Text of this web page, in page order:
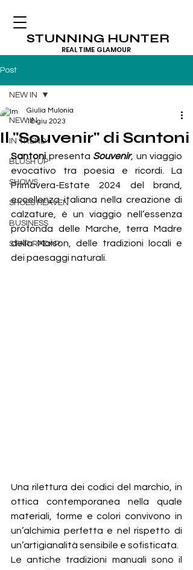
STUNNING HUNTER
REAL TIME GLAMOUR
Post
NEW IN
IN TREND
BLUSH UP
SHOWS
SHOES HEAVEN
BUSINESS
STAR RADAR
NEW IN
Il "Souvenir" di Santoni
Giulia Mulonia
18 giu 2023
Santoni presenta Souvenir, un viaggio
evocativo tra poesia e ricordi. La
Primavera-Estate 2024 del brand,
eccellenza italiana nella creazione di
calzature, è un viaggio nell’essenza
profonda delle Marche, terra Madre
della Maison, delle tradizioni locali e
dei paesaggi naturali.
Una rilettura dei codici del marchio, in
ottica contemporanea nella quale
materiali, forme e colori convivono in
un’alchimia perfetta e nel rispetto di
un’artigianalità sensibile e sofisticata.
Le antiche tradizioni manuali sono il